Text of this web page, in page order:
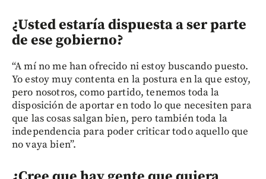
¿Usted estaría dispuesta a ser parte
de ese gobierno?
“A mí no me han ofrecido ni estoy buscando puesto.
Yo estoy muy contenta en la postura en la que estoy,
pero nosotros, como partido, tenemos toda la
disposición de aportar en todo lo que necesiten para
que las cosas salgan bien, pero también toda la
independencia para poder criticar todo aquello que
no vaya bien”.